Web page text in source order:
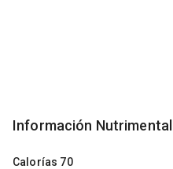
Información Nutrimental
Calorías 70